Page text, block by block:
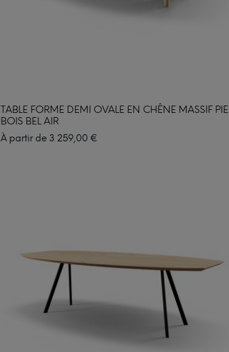
TABLE FORME DEMI OVALE EN CHÊNE MASSIF
BOIS BEL AIR
À partir de 3 259,00 €